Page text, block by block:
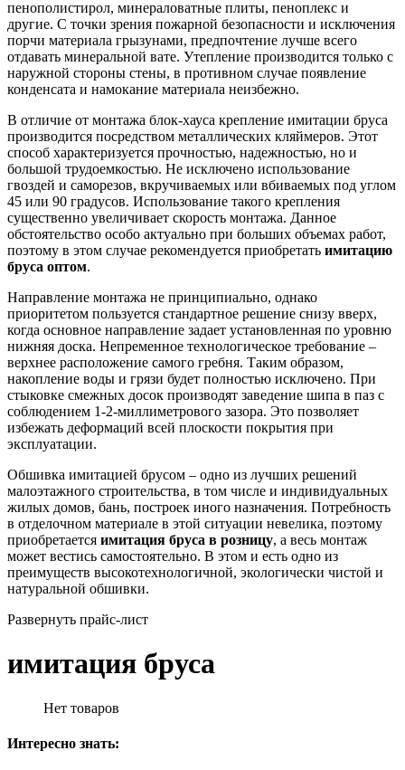
пенополистирол, минераловатные плиты, пеноплекс и
другие. С точки зрения пожарной безопасности и исключения
порчи материала грызунами, предпочтение лучше всего
отдавать минеральной вате. Утепление производится только с
наружной стороны стены, в противном случае появление
конденсата и намокание материала неизбежно.
В отличие от монтажа блок-хауса крепление имитации бруса
производится посредством металлических кляймеров. Этот
способ характеризуется прочностью, надежностью, но и
большой трудоемкостью. Не исключено использование
гвоздей и саморезов, вкручиваемых или вбиваемых под углом
45 или 90 градусов. Использование такого крепления
существенно увеличивает скорость монтажа. Данное
обстоятельство особо актуально при больших объемах работ,
поэтому в этом случае рекомендуется приобретать имитацию
бруса оптом.
Направление монтажа не принципиально, однако
приоритетом пользуется стандартное решение снизу вверх,
когда основное направление задает установленная по уровню
нижняя доска. Непременное технологическое требование –
верхнее расположение самого гребня. Таким образом,
накопление воды и грязи будет полностью исключено. При
стыковке смежных досок производят заведение шипа в паз с
соблюдением 1-2-миллиметрового зазора. Это позволяет
избежать деформаций всей плоскости покрытия при
эксплуатации.
Обшивка имитацией брусом – одно из лучших решений
малоэтажного строительства, в том числе и индивидуальных
жилых домов, бань, построек иного назначения. Потребность
в отделочном материале в этой ситуации невелика, поэтому
приобретается имитация бруса в розницу, а весь монтаж
может вестись самостоятельно. В этом и есть одно из
преимуществ высокотехнологичной, экологически чистой и
натуральной обшивки.
Развернуть прайс-лист
имитация бруса
Нет товаров
Интересно знать: